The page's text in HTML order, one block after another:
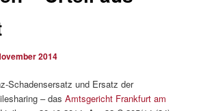
2014
Schadensersatz und Ersatz der
– dasAmtsgericht Frankfurt am